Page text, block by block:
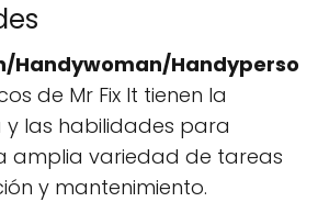
Handywoman/Handyperso
de Mr Fix It tienen la
y las habilidades para
amplia variedad de tareas
y mantenimiento.